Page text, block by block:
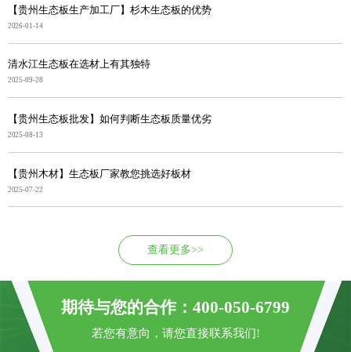
【贵州生态板生产加工厂】杉木生态板的优势
2026-01-14
清水江生态板在选材上有其独特
2025-09-28
【贵州生态板批发】如何判断生态板质量优劣
2025-08-13
【贵州木材】生态板厂家教您挑选好板材
2025-07-22
查看更多>>
期待与您的合作：400-050-6799
若您有意向，请您直接联系我们!